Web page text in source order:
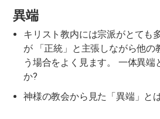
異端
キリスト教内には宗派がとても
が 「正統」と主張しながら他の
う場合をよく見ます。 一体異端
か?
神様の教会から見た「異端」と